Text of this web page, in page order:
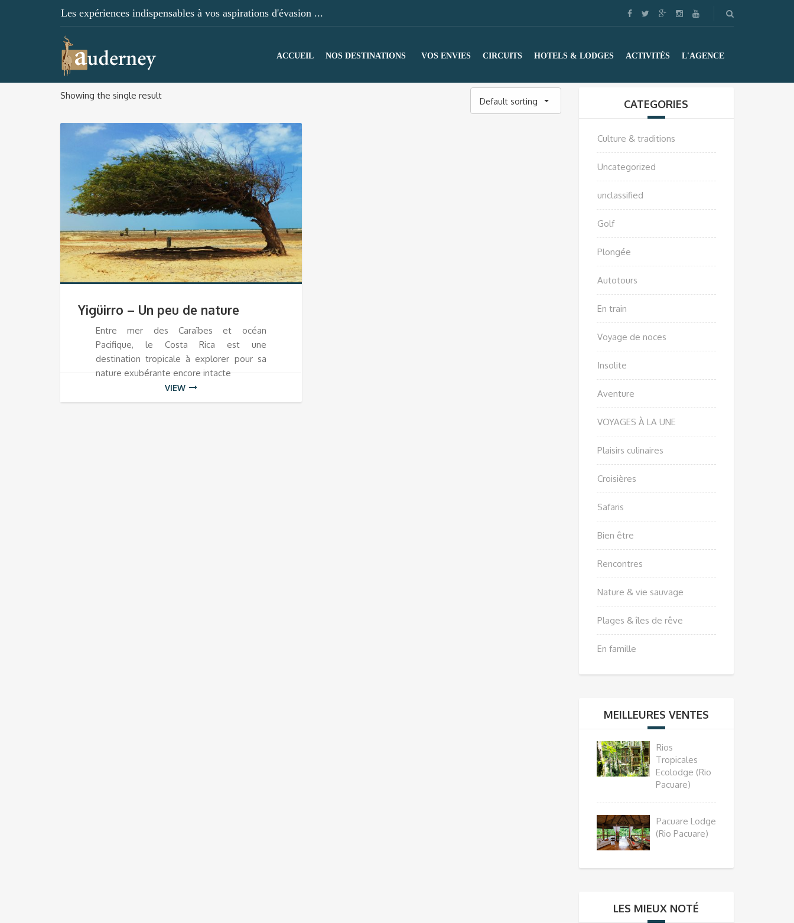
Les expériences indispensables à vos aspirations d'évasion ...
ACCUEIL NOS DESTINATIONS VOS ENVIES CIRCUITS HOTELS & LODGES ACTIVITÉS L'AGENCE
Showing the single result
Default sorting
Yigüirro – Un peu de nature
Entre mer des Caraïbes et océan
Pacifique, le Costa Rica est une
destination tropicale à explorer pour sa
nature exubérante encore intacte
VIEW
CATEGORIES
Culture & traditions
Uncategorized
unclassified
Golf
Plongée
Autotours
En train
Voyage de noces
Insolite
Aventure
VOYAGES À LA UNE
Plaisirs culinaires
Croisières
Safaris
Bien être
Rencontres
Nature & vie sauvage
Plages & îles de rêve
En famille
MEILLEURES VENTES
Rios
Tropicales
Ecolodge (Rio
Pacuare)
Pacuare Lodge
(Rio Pacuare)
LES MIEUX NOTÉ